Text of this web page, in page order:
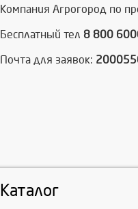
Компания Агрогород по
Бесплатный тел 8 800
Почта для заявок:
Каталог